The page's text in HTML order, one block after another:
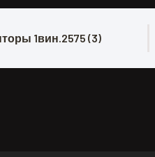
1вин.2575 (3)